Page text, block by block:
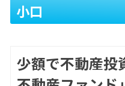
小口
少額で不動産投